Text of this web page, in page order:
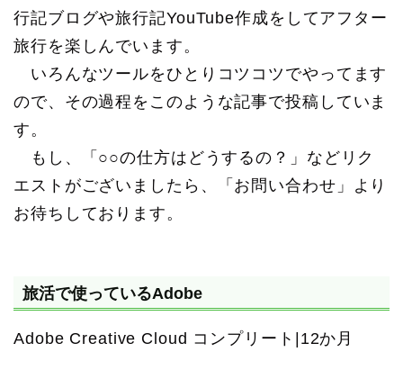
行記ブログや旅行記YouTube作成をしてアフター
旅行を楽しんでいます。
いろんなツールをひとりコツコツでやってます
ので、その過程をこのような記事で投稿していま
す。
もし、「○○の仕方はどうするの？」などリク
エストがございましたら、「お問い合わせ」より
お待ちしております。
旅活で使っているAdobe
Adobe Creative Cloud コンプリート|12か月